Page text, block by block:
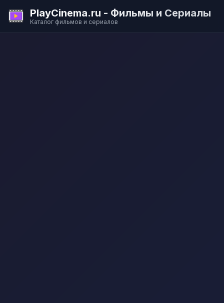
PlayCinema.ru - Фильмы и Сериалы
Каталог фильмов и сериалов